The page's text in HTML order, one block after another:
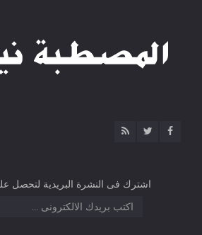
اشترك فى النشرة البريدية لتحصل